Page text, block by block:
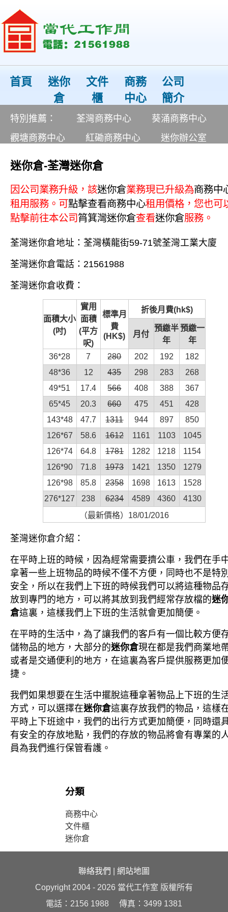
首頁
迷你
倉
文件
櫃
商務
中心
公司
簡介
特別推薦： 荃灣商務中心
葵涌商務中心
觀塘商務中心
紅磡商務中心 迷你辦公室
迷你倉-荃灣迷你倉
因公司業務升級，該迷你倉業務現已升級為商務中
租用服務。可點擊查看商務中心租用價格，您也可
點擊前往本公司筲箕灣迷你倉查看迷你倉服務。
荃灣迷你倉地址：荃灣橫龍街59-71號荃灣工業大廈
荃灣迷你倉電話：21561988
荃灣迷你倉收費：
面積大小
(吋)
實用
面積
(平方
呎)
標準月
費
(HK$)
折後月費(hk$)
月付
預繳半
年
預繳一
年
36*28
7 280 202 192
182
48*36
12 435 298 283
268
49*51
17.4 566 408 388
367
65*45
20.3 660 475 451
428
143*48
47.7 1311 944 897
850
126*67
58.6 1612 1161 1103
1045
126*74
64.8 1781 1282 1218
1154
126*90
71.8 1973 1421 1350
1279
126*98
85.8 2358 1698 1613
1528
276*127
238 6234 4589 4360
4130
（最新價格）18/01/2016
荃灣迷你倉介紹：
在平時上班的時候，因為經常需要擠公車，我們在手
拿著一些上班物品的時候不僅不方便，同時也不是特
安全，所以在我們上下班的時候我們可以將這種物品
放到專門的地方，可以將其放到我們經常存放檔的迷
倉這裏，這樣我們上下班的生活就會更加簡便。
在平時的生活中，為了讓我們的客戶有一個比較方便
儲物品的地方，大部分的迷你倉現在都是我們商業地
或者是交通便利的地方，在這裏為客戶提供服務更加
捷。
我們如果想要在生活中擺脫這種拿著物品上下班的生
方式，可以選擇在迷你倉這裏存放我們的物品，這樣
平時上下班途中，我們的出行方式更加簡便，同時還
有安全的存放地點，我們的存放的物品將會有專業的
員為我們進行保管看護。
分類
商務中心
文件櫃
迷你倉
聯絡我們
網站地圖
Copyright 2004 - 2026 當代工作室 版權所有
電話：2156 1988 傳真：3499 1381